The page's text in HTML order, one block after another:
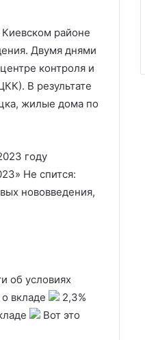
районе
Двумя днями
контроля и
В результате
жилые дома по
году
Не спится:
нововведения,
об условиях
вкладе
2,3%
Вот это